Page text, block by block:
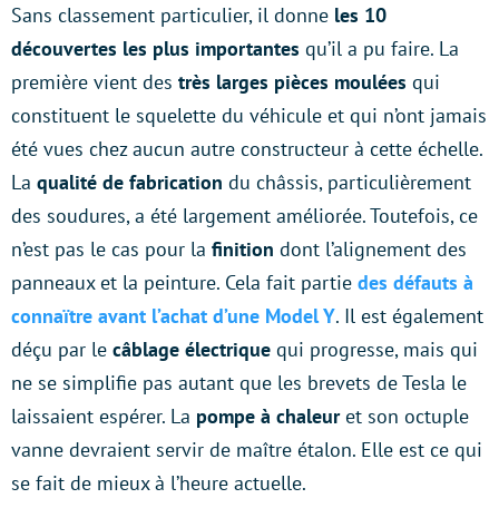
Sans classement particulier, il donne les 10
découvertes les plus importantes qu’il a pu faire. La
première vient des très larges pièces moulées qui
constituent le squelette du véhicule et qui n’ont jamais
été vues chez aucun autre constructeur à cette échelle.
La qualité de fabrication du châssis, particulièrement
des soudures, a été largement améliorée. Toutefois, ce
n’est pas le cas pour la finition dont l’alignement des
panneaux et la peinture. Cela fait partie des défauts à
connaïtre avant l’achat d’une Model Y. Il est également
déçu par le câblage électrique qui progresse, mais qui
ne se simplifie pas autant que les brevets de Tesla le
laissaient espérer. La pompe à chaleuret son octuple
vanne devraient servir de maître étalon. Elle est ce qui
se fait de mieux à l’heure actuelle.